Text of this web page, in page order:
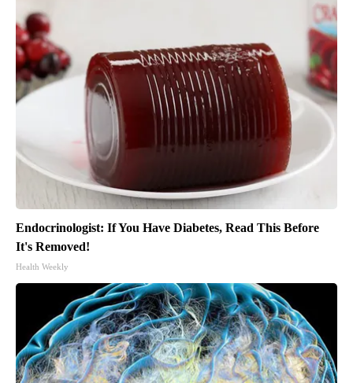
Endocrinologist: If You Have Diabetes, Read This Before
It's Removed!
Health Weekly